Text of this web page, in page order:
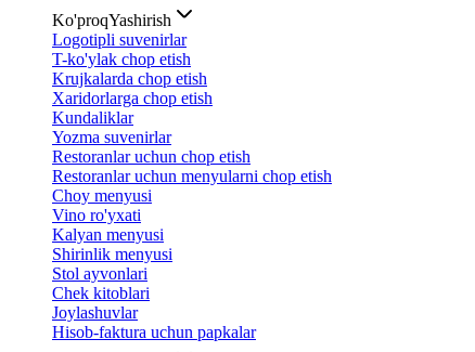
Ko'proqYashirish
Logotipli suvenirlar
T-ko'ylak chop etish
Krujkalarda chop etish
Xaridorlarga chop etish
Kundaliklar
Yozma suvenirlar
Restoranlar uchun chop etish
Restoranlar uchun menyularni chop etish
Choy menyusi
Vino ro'yxati
Kalyan menyusi
Shirinlik menyusi
Stol ayvonlari
Chek kitoblari
Joylashuvlar
Hisob-faktura uchun papkalar